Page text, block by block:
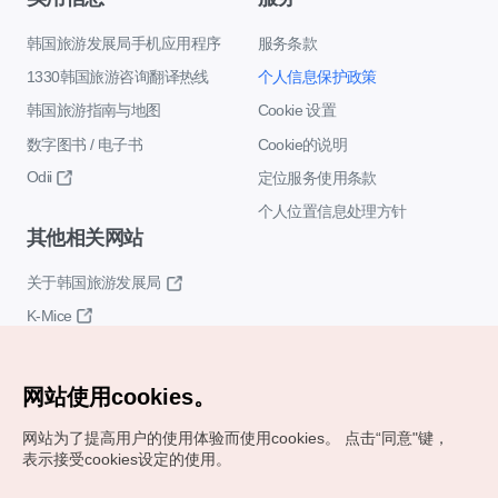
韩国旅游发展局手机应用程序
1330韩国旅游咨询翻译热线
韩国旅游指南与地图
数字图书 / 电子书
Odii
服务条款
个人信息保护政策
Cookie 设置
Cookie的说明
定位服务使用条款
个人位置信息处理方针
其他相关网站
关于韩国旅游发展局
K-Mice
网站使用cookies。
网站为了提高用户的使用体验而使用cookies。
点击“同意"键，
表示接受cookies设定的使用。